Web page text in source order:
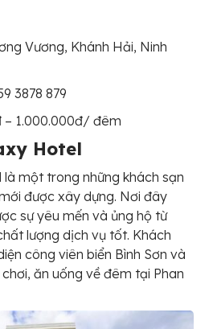
Vương, Khánh Hải, Ninh
3878 879
– 1.000.000đ/ đêm
Hotel
một trong những khách sạn
được xây dựng. Nơi đây
sự yêu mến và ủng hộ từ
lượng dịch vụ tốt. Khách
công viên biển Bình Sơn và
ăn uống về đêm tại Phan